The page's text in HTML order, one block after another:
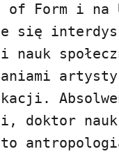
of Form i
się
nauk
doktor